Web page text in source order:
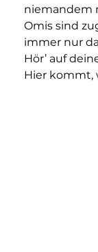
niemandem
Omis sind
immer nur
Hör’ auf
Hier kommt,